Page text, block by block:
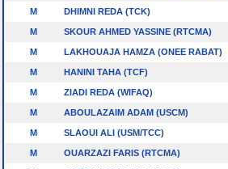
M DHIMNI REDA (TCK)
M SKOUR AHMED YASSINE (RTCMA)
M LAKHOUAJA HAMZA (ONEE RABAT)
M HANINI TAHA (TCF)
M ZIADI REDA (WIFAQ)
M ABOULAZAIM ADAM (USCM)
M SLAOUI ALI (USM/TCC)
M OUARZAZI FARIS (RTCMA)